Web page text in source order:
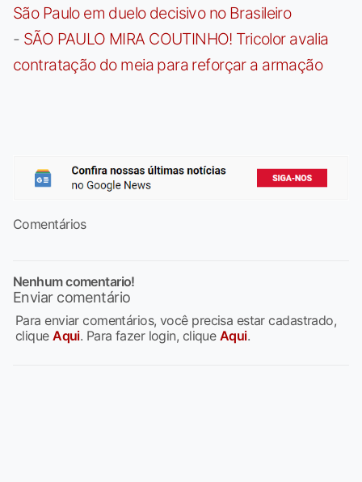
São Paulo em duelo decisivo no Brasileiro
- SÃO PAULO MIRA COUTINHO! Tricolor avalia
contratação do meia para reforçar a armação
Comentários
Nenhum comentario!
Enviar comentário
Para enviar comentários, você precisa estar cadastrado,
cliqueAqui. Para fazer login, clique Aqui.